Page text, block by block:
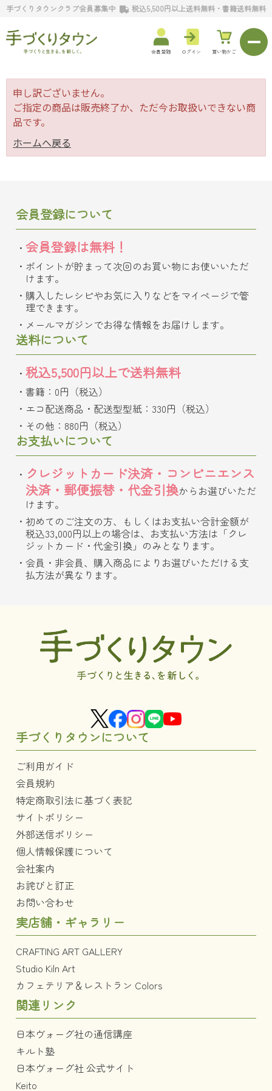
手づくりタウンクラブ会員募集中 税込5,500円以上送料無料・書籍送料無料
会員登録 ログイン 買い物かご
申し訳ございません。
ご指定の商品は販売終了か、ただ今お取扱いできない商
品です。
ホームへ戻る
会員登録について
会員登録は無料！
ポイントが貯まって次回のお買い物にお使いいただ
けます。
購入したレシピやお気に入りなどをマイページで管
理できます。
メールマガジンでお得な情報をお届けします。
送料について
税込5,500円以上で送料無料
書籍：0円（税込）
エコ配送商品・配送型型紙：330円（税込）
その他：880円（税込）
お支払いについて
クレジットカード決済・コンビニエンス
決済・郵便振替・代金引換からお選びいただ
けます。
初めてのご注文の方、もしくはお支払い合計金額が
税込33,000円以上の場合は、お支払い方法は「クレ
ジットカード・代金引換」のみとなります。
会員・非会員、購入商品によりお選びいただける支
払方法が異なります。
手づくりタウンについて
ご利用ガイド
会員規約
特定商取引法に基づく表記
サイトポリシー
外部送信ポリシー
個人情報保護について
会社案内
お詫びと訂正
お問い合わせ
実店舗・ギャラリー
CRAFTING ART GALLERY
Studio Kiln Art
カフェテリア＆レストラン Colors
関連リンク
日本ヴォーグ社の通信講座
キルト塾
日本ヴォーグ社 公式サイト
Keito